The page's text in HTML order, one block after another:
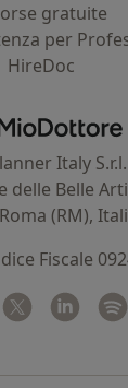
gratuite
per
HireDoc
MioDottore -
Italy S.r.l.
delle Belle
(RM),
Fiscale
apre in una
Twitter
si apre in
si